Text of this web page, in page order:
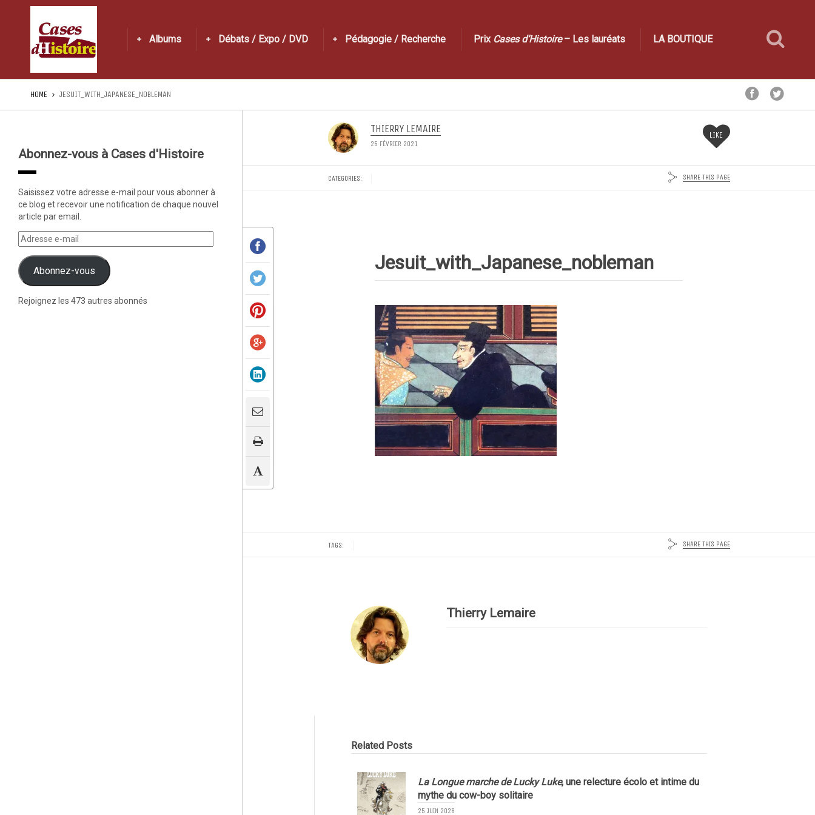
Albums Débats / Expo / DVD Pédagogie / Recherche Prix Cases d’Histoire– Les lauréats LA BOUTIQUE
HOME JESUIT_WITH_JAPANESE_NOBLEMAN
Abonnez-vous à Cases d'Histoire
Saisissez votre adresse e-mail pour vous abonner à
ce blog et recevoir une notification de chaque nouvel
article par email.
Abonnez-vous
Rejoignez les 473 autres abonnés
THIERRY LEMAIRE
25 FÉVRIER 2021
LIKE
CATEGORIES: SHARE THIS PAGE
Jesuit_with_Japanese_nobleman
TAGS: SHARE THIS PAGE
Thierry Lemaire
Related Posts
La Longue marche de Lucky Luke, une relecture écolo et intime du
mythe du cow-boy solitaire
25 JUIN 2026